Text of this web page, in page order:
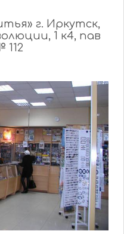
г. Иркутск,
1 к4, пав